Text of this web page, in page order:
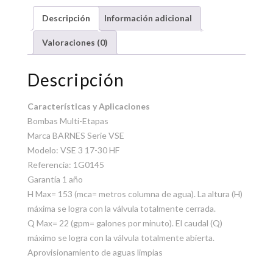
Descripción Información adicional
Valoraciones (0)
Descripción
Características y Aplicaciones
Bombas Multi-Etapas
Marca BARNES Serie VSE
Modelo: VSE 3 17-30 HF
Referencia: 1G0145
Garantía 1 año
H Max= 153 (mca= metros columna de agua). La altura (H)
máxima se logra con la válvula totalmente cerrada.
Q Max= 22 (gpm= galones por minuto). El caudal (Q)
máximo se logra con la válvula totalmente abierta.
Aprovisionamiento de aguas limpias